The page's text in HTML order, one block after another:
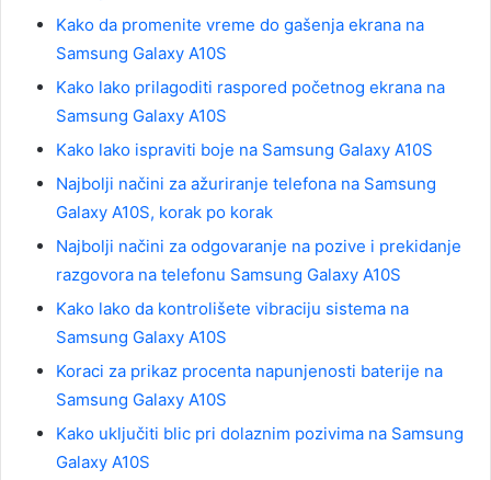
Kako da promenite vreme do gašenja ekrana na
Samsung Galaxy A10S
Kako lako prilagoditi raspored početnog ekrana na
Samsung Galaxy A10S
Kako lako ispraviti boje na Samsung Galaxy A10S
Najbolji načini za ažuriranje telefona na Samsung
Galaxy A10S, korak po korak
Najbolji načini za odgovaranje na pozive i prekidanje
razgovora na telefonu Samsung Galaxy A10S
Kako lako da kontrolišete vibraciju sistema na
Samsung Galaxy A10S
Koraci za prikaz procenta napunjenosti baterije na
Samsung Galaxy A10S
Kako uključiti blic pri dolaznim pozivima na Samsung
Galaxy A10S